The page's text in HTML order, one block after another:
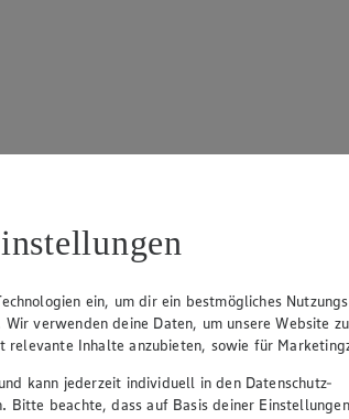
ein, um dir ein bestmögliches
verwenden deine Daten, um unsere Website zu
relevante Inhalte anzubieten, sowie für
kann jederzeit individuell in den Datenschutz-
Bitte beachte, dass auf Basis deiner